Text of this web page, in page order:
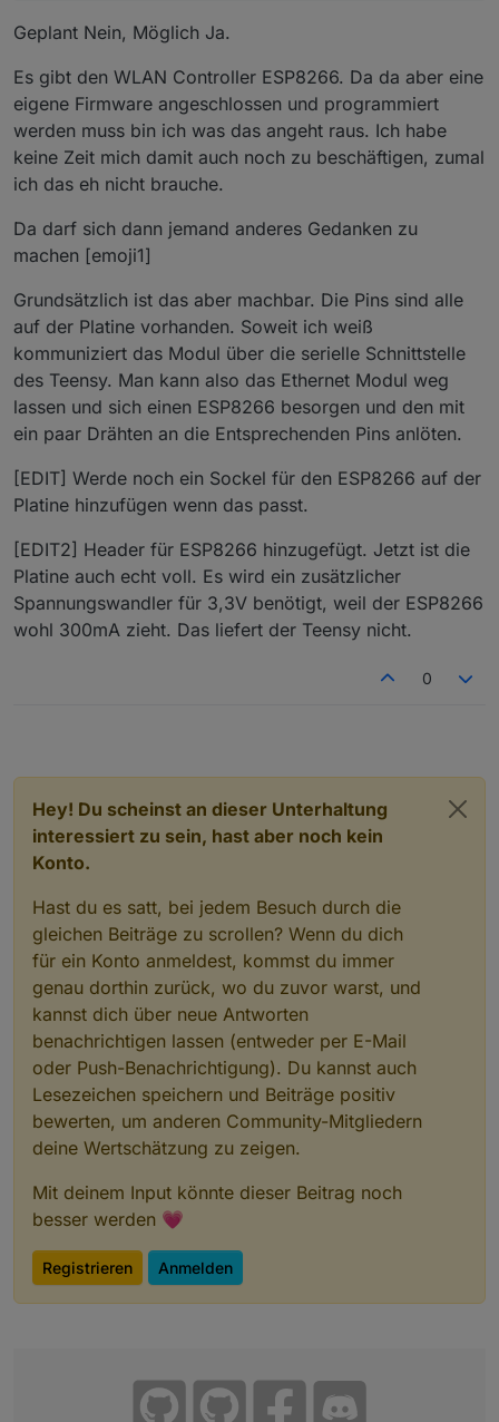
Geplant Nein, Möglich Ja.
Es gibt den WLAN Controller ESP8266. Da da aber eine
eigene Firmware angeschlossen und programmiert
werden muss bin ich was das angeht raus. Ich habe
keine Zeit mich damit auch noch zu beschäftigen, zumal
ich das eh nicht brauche.
Da darf sich dann jemand anderes Gedanken zu
machen [emoji1]
Grundsätzlich ist das aber machbar. Die Pins sind alle
auf der Platine vorhanden. Soweit ich weiß
kommuniziert das Modul über die serielle Schnittstelle
des Teensy. Man kann also das Ethernet Modul weg
lassen und sich einen ESP8266 besorgen und den mit
ein paar Drähten an die Entsprechenden Pins anlöten.
[EDIT] Werde noch ein Sockel für den ESP8266 auf der
Platine hinzufügen wenn das passt.
[EDIT2] Header für ESP8266 hinzugefügt. Jetzt ist die
Platine auch echt voll. Es wird ein zusätzlicher
Spannungswandler für 3,3V benötigt, weil der ESP8266
wohl 300mA zieht. Das liefert der Teensy nicht.
0
Hey! Du scheinst an dieser Unterhaltung
interessiert zu sein, hast aber noch kein
Konto.
Hast du es satt, bei jedem Besuch durch die
gleichen Beiträge zu scrollen? Wenn du dich
für ein Konto anmeldest, kommst du immer
genau dorthin zurück, wo du zuvor warst, und
kannst dich über neue Antworten
benachrichtigen lassen (entweder per E-Mail
oder Push-Benachrichtigung). Du kannst auch
Lesezeichen speichern und Beiträge positiv
bewerten, um anderen Community-Mitgliedern
deine Wertschätzung zu zeigen.
Mit deinem Input könnte dieser Beitrag noch
besser werden 💗
Registrieren Anmelden